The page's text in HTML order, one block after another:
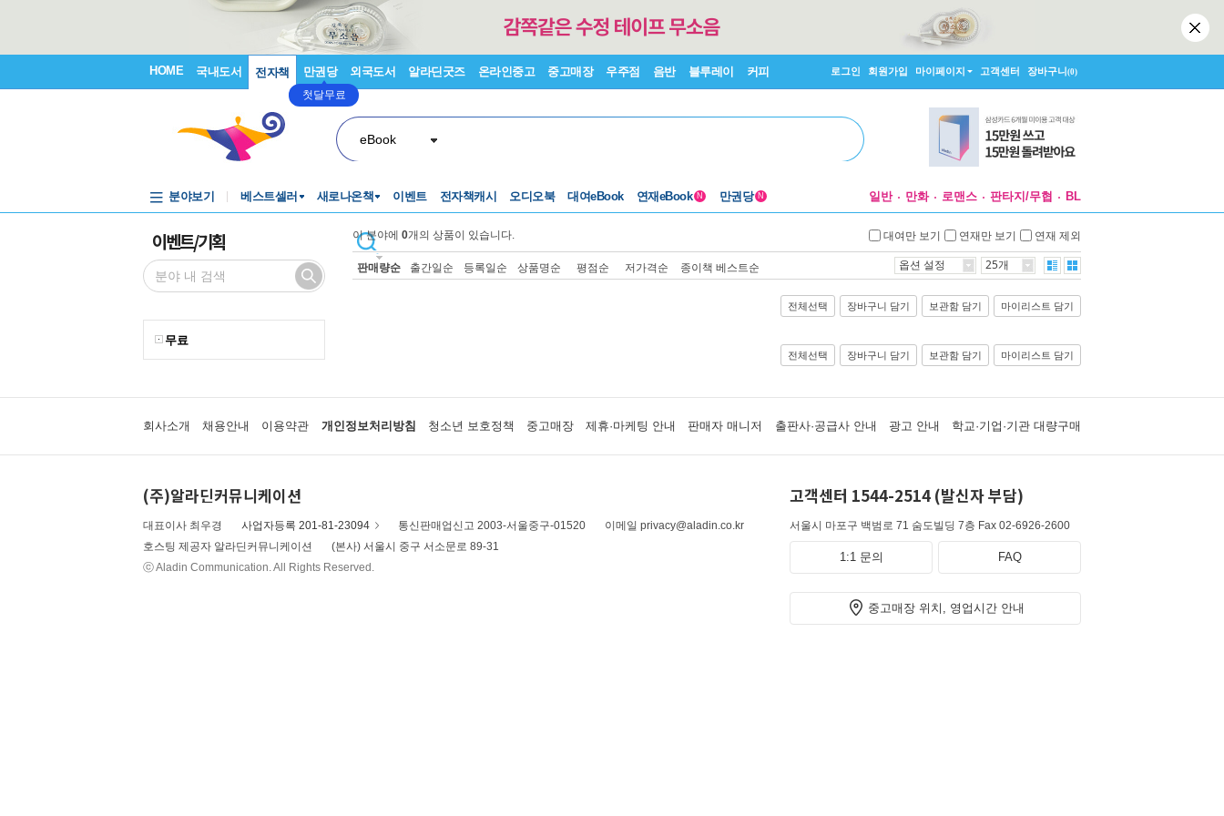
HOME 국내도서 전자책 만권당
첫달무료
외국도서 알라딘굿즈 온라인중고 중고매장 우주점 음반 블루레이 커피 로그인 회원가입 마이페이지 고객센터 장바구니(0)
eBook
분야보기 베스트셀러 새로나온책 이벤트 전자책캐시 오디오북 대여eBook 연재eBook N 만권당 N 일반 만화 로맨스 판타지/무협 BL
이벤트/기획
무료
이 분야에 0개의 상품이 있습니다. 대여만 보기 연재만 보기 연재 제외
판매량순 출간일순 등록일순 상품명순 평점순 저가격순 종이책 베스트순 옵션 설정 25개
전체선택 장바구니 담기 보관함 담기 마이리스트 담기
전체선택 장바구니 담기 보관함 담기 마이리스트 담기
회사소개 채용안내 이용약관 개인정보처리방침 청소년 보호정책 중고매장 제휴·마케팅 안내 판매자 매니저 출판사·공급사 안내 광고 안내 학교·기업·기관 대량구매
(주)알라딘커뮤니케이션
대표이사 최우경 사업자등록 201-81-23094 통신판매업신고 2003-서울중구-01520
이메일 privacy@aladin.co.kr
호스팅 제공자 알라딘커뮤니케이션
(본사) 서울시 중구 서소문로 89-31
ⓒ Aladin Communication. All Rights Reserved.
고객센터 1544-2514 (발신자 부담)
서울시 마포구 백범로 71 숨도빌딩 7층 Fax 02-6926-2600
1:1 문의 FAQ
중고매장 위치, 영업시간 안내